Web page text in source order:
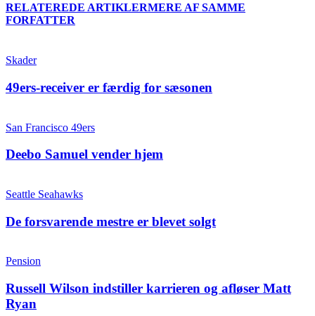
RELATEREDE ARTIKLERMERE AF SAMME
FORFATTER
Skader
49ers-receiver er færdig for sæsonen
San Francisco 49ers
Deebo Samuel vender hjem
Seattle Seahawks
De forsvarende mestre er blevet solgt
Pension
Russell Wilson indstiller karrieren og afløser Matt
Ryan